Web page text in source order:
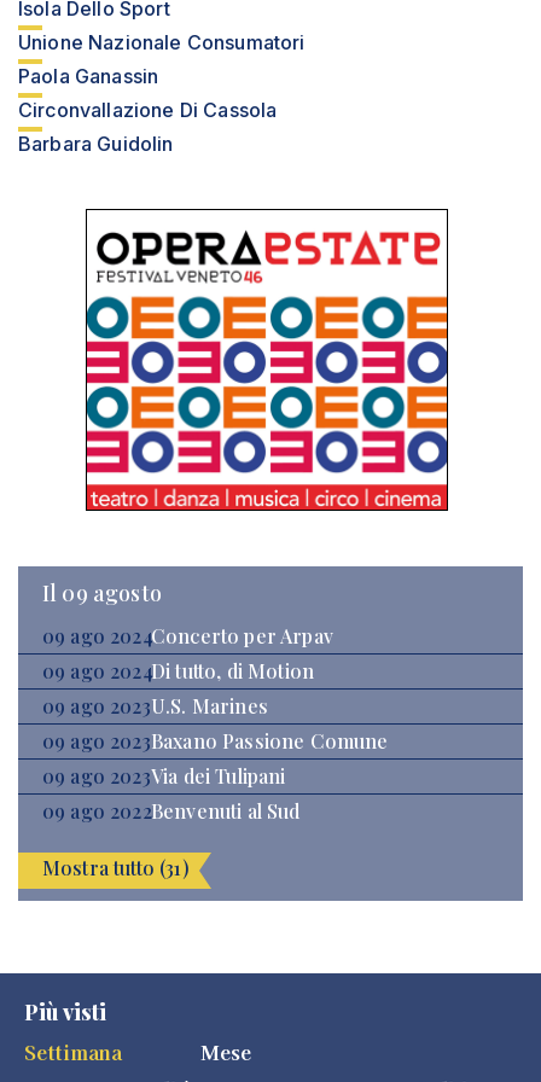
Isola Dello Sport
Unione Nazionale Consumatori
Paola Ganassin
Circonvallazione Di Cassola
Barbara Guidolin
Il 09 agosto
09 ago 2024Concerto per Arpav
09 ago 2024Di tutto, di Motion
09 ago 2023U.S. Marines
09 ago 2023Baxano Passione Comune
09 ago 2023Via dei Tulipani
09 ago 2022Benvenuti al Sud
Mostra tutto (31)
Più visti
Settimana
Mese